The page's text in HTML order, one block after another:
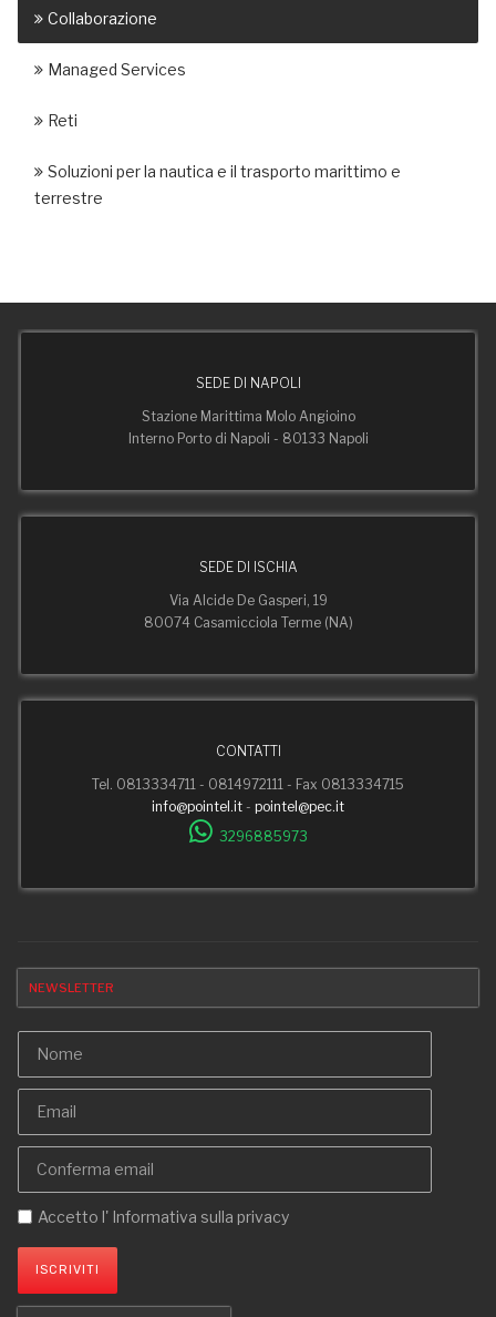
Collaborazione
Managed Services
Reti
Soluzioni per la nautica e il trasporto marittimo e
terrestre
SEDE DI NAPOLI
Stazione Marittima Molo Angioino
Interno Porto di Napoli - 80133 Napoli
SEDE DI ISCHIA
Via Alcide De Gasperi, 19
80074 Casamicciola Terme (NA)
CONTATTI
Tel. 0813334711 - 0814972111 - Fax 0813334715
info@pointel.it - pointel@pec.it
3296885973
NEWSLETTER
Accetto l' Informativa sulla privacy
ISCRIVITI